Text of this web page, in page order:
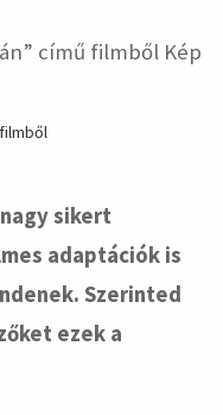
sikert
adaptációk is
Szerinted
ezek a